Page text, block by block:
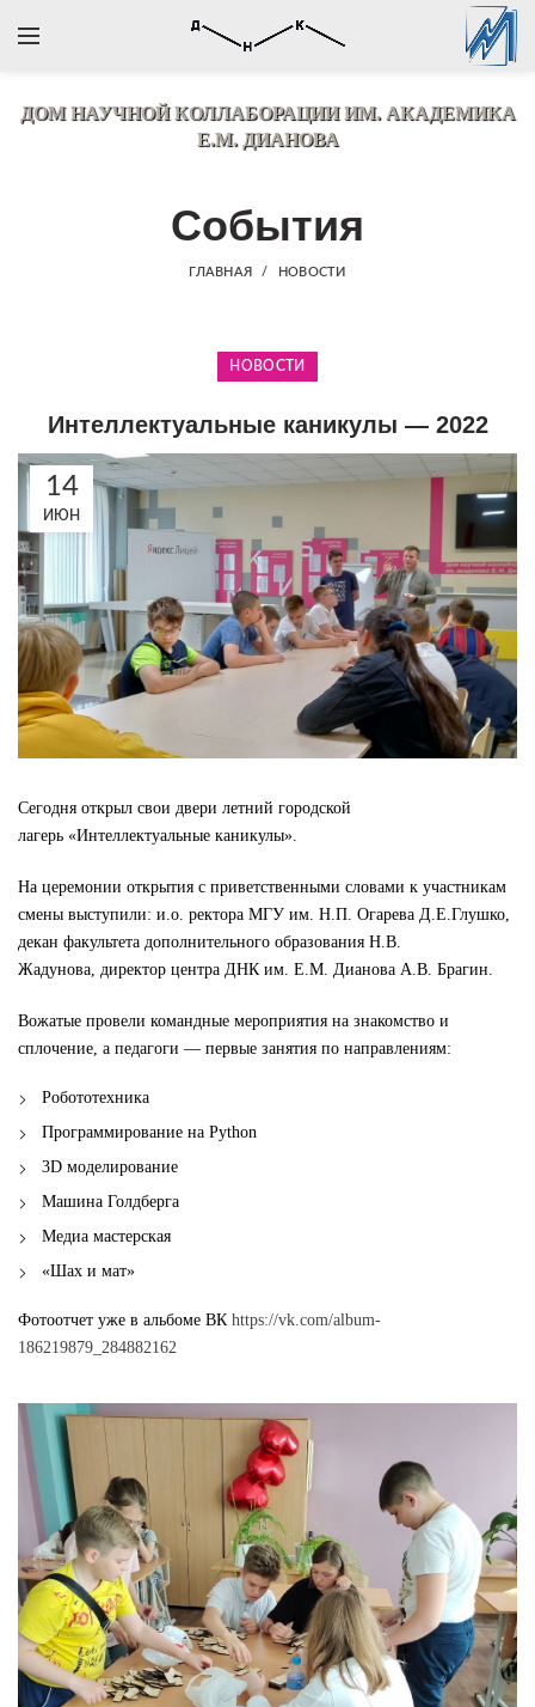
ДОМ НАУЧНОЙ КОЛЛАБОРАЦИИИМ. АКАДЕМИКА
Е.М. ДИАНОВА
События
ГЛАВНАЯ НОВОСТИ
НОВОСТИ
Интеллектуальные каникулы — 2022
14
ИЮН
Сегодня открыл свои двери летний городской
лагерь «Интеллектуальные каникулы».
На церемонии открытия с приветственными словами к участникам
смены выступили: и.о. ректора МГУ им. Н.П. Огарева Д.Е.Глушко,
декан факультета дополнительного образования Н.В.
Жадунова, директор центра ДНК им. Е.М. Дианова А.В. Брагин.
Вожатые провели командные мероприятия на знакомство и
сплочение, а педагоги — первые занятия по направлениям:
Робототехника
Программирование на Python
3D моделирование
Машина Голдберга
Медиа мастерская
«Шах и мат»
Фотоотчет уже в альбоме ВК https://vk.com/album-
186219879_284882162